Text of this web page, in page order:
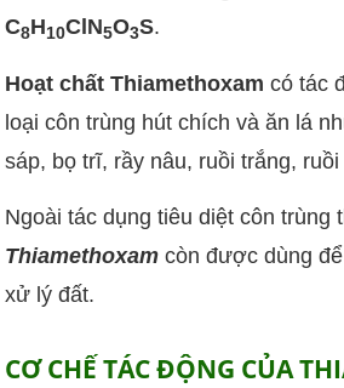
C8H10Cl N5O3S.
Hoạt chất Thiamethoxam có tác
loại côn trùng hút chích và ăn lá
sáp, bọ trĩ, rầy nâu, ruồi trắng,
Ngoài tác dụng tiêu diệt côn trùng
Thiamethoxam còn được dùng
xử lý đất.
CƠ CHẾ TÁC ĐỘNG CỦA